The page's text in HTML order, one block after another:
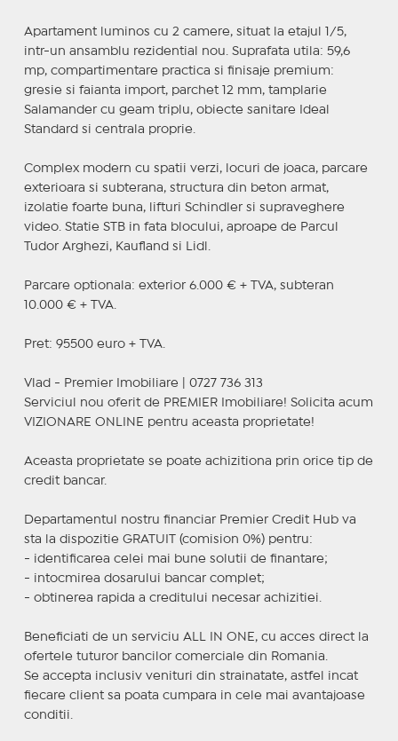
Apartament luminos cu 2 camere, situat la etajul 1/5,
intr-un ansamblu rezidential nou. Suprafata utila: 59,6
mp, compartimentare practica si finisaje premium:
gresie si faianta import, parchet 12 mm, tamplarie
Salamander cu geam triplu, obiecte sanitare Ideal
Standard si centrala proprie.
Complex modern cu spatii verzi, locuri de joaca, parcare
exterioara si subterana, structura din beton armat,
izolatie foarte buna, lifturi Schindler si supraveghere
video. Statie STB in fata blocului, aproape de Parcul
Tudor Arghezi, Kaufland si Lidl.
Parcare optionala: exterior 6.000 € + TVA, subteran
10.000 € + TVA.
Pret: 95500 euro + TVA.
Vlad - Premier Imobiliare | 0727 736 313
Serviciul nou oferit de PREMIER Imobiliare! Solicita acum
VIZIONARE ONLINE pentru aceasta proprietate!
Aceasta proprietate se poate achizitiona prin orice tip de
credit bancar.
Departamentul nostru financiar Premier Credit Hub va
sta la dispozitie GRATUIT (comision 0%) pentru:
- identificarea celei mai bune solutii de finantare;
- intocmirea dosarului bancar complet;
- obtinerea rapida a creditului necesar achizitiei.
Beneficiati de un serviciu ALL IN ONE, cu acces direct la
ofertele tuturor bancilor comerciale din Romania.
Se accepta inclusiv venituri din strainatate, astfel incat
fiecare client sa poata cumpara in cele mai avantajoase
conditii.